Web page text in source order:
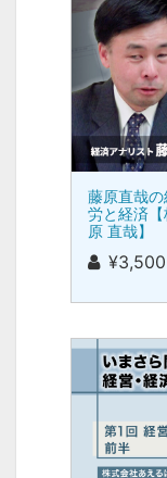
藤原直哉
労と経済
原 直哉】
¥3,500